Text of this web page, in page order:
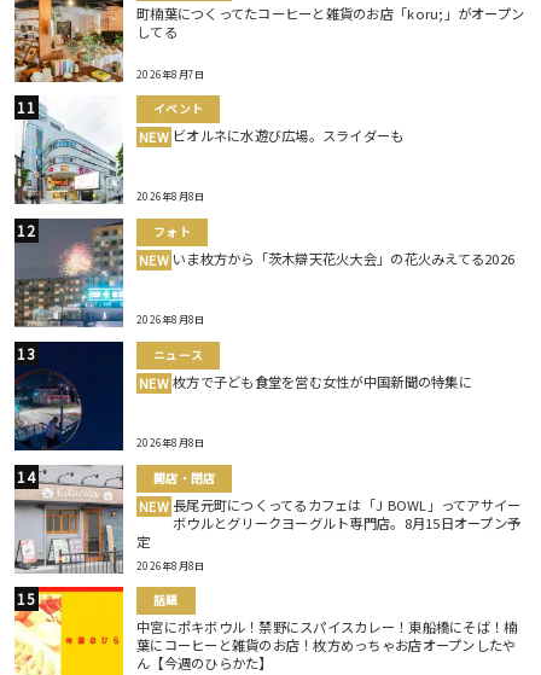
町楠葉につくってたコーヒーと雑貨のお店「koru;」がオープン
してる
2026年8月7日
イベント
NEW ビオルネに水遊び広場。スライダーも
2026年8月8日
フォト
NEW いま枚方から「茨木辯天花火大会」の花火みえてる2026
2026年8月8日
ニュース
NEW 枚方で子ども食堂を営む女性が中国新聞の特集に
2026年8月8日
開店・閉店
NEW 長尾元町につくってるカフェは「J BOWL」ってアサイー
ボウルとグリークヨーグルト専門店。8月15日オープン予
定
2026年8月8日
話題
中宮にポキボウル！禁野にスパイスカレー！東船橋にそば！楠
葉にコーヒーと雑貨のお店！枚方めっちゃお店オープンしたや
ん【今週のひらかた】